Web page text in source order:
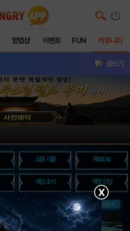
헝앱샵 이벤트 FUN 커뮤니티
글쓰기
소환 시뮬 재료DB
게임 소식 계정 상담
더보기
X